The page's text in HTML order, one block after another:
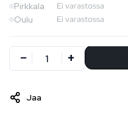
Pirkkala Ei varastossa
Oulu Ei varastossa
Jaa